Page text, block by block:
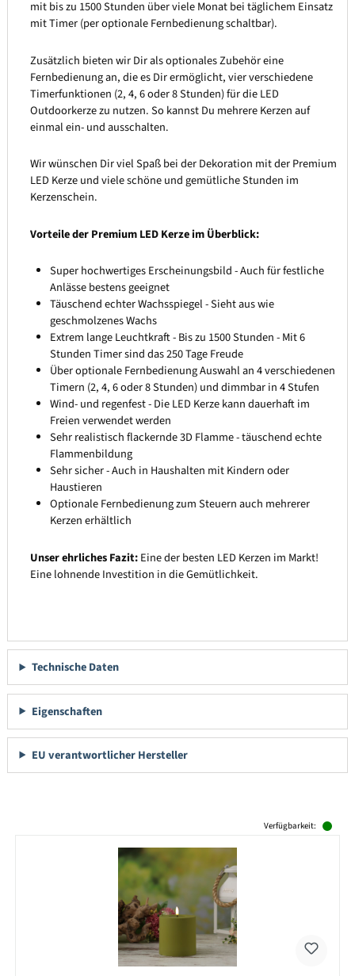
mit bis zu 1500 Stunden über viele Monat bei täglichem Einsatz
mit Timer (per optionale Fernbedienung schaltbar).
Zusätzlich bieten wir Dir als optionales Zubehör eine
Fernbedienung an, die es Dir ermöglicht, vier verschiedene
Timerfunktionen (2, 4, 6 oder 8 Stunden) für die LED
Outdoorkerze zu nutzen. So kannst Du mehrere Kerzen auf
einmal ein- und ausschalten.
Wir wünschen Dir viel Spaß bei der Dekoration mit der Premium
LED Kerze und viele schöne und gemütliche Stunden im
Kerzenschein.
Vorteile der Premium LED Kerze im Überblick:
Super hochwertiges Erscheinungsbild - Auch für festliche
Anlässe bestens geeignet
Täuschend echter Wachsspiegel - Sieht aus wie
geschmolzenes Wachs
Extrem lange Leuchtkraft - Bis zu 1500 Stunden - Mit 6
Stunden Timer sind das 250 Tage Freude
Über optionale Fernbedienung Auswahl an 4 verschiedenen
Timern (2, 4, 6 oder 8 Stunden) und dimmbar in 4 Stufen
Wind- und regenfest - Die LED Kerze kann dauerhaft im
Freien verwendet werden
Sehr realistisch flackernde 3D Flamme - täuschend echte
Flammenbildung
Sehr sicher - Auch in Haushalten mit Kindern oder
Haustieren
Optionale Fernbedienung zum Steuern auch mehrerer
Kerzen erhältlich
Unser ehrliches Fazit:Eine der besten LED Kerzen im Markt!
Eine lohnende Investition in die Gemütlichkeit.
Technische Daten
Eigenschaften
EU verantwortlicher Hersteller
Verfügbarkeit: